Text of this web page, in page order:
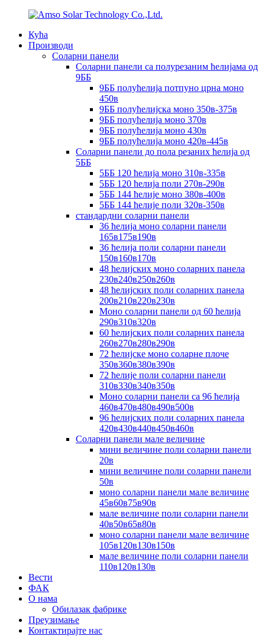
Кућа
Производи
Соларни панели
Соларни панели са полурезаним ћелијама од
9ББ
9ББ полућелија потпуно црна моно
450в
9ББ полућелијска моно 350в-375в
9ББ полућелија моно 370в
9ББ полућелија моно 430в
9ББ полућелија моно 420в-445в
Соларни панели до пола резаних ћелија од
5ББ
5ББ 120 ћелија моно 310в-335в
5ББ 120 ћелија поли 270в-290в
5ББ 144 ћелије моно 380в-400в
5ББ 144 ћелије поли 320в-350в
стандардни соларни панели
36 ћелија моно соларни панели
165в175в190в
36 ћелија поли соларни панели
150в160в170в
48 ћелијских моно соларних панела
230в240в250в260в
48 ћелијских поли соларних панела
200в210в220в230в
Моно соларни панели од 60 ћелија
290в310в320в
60 ћелијских поли соларних панела
260в270в280в290в
72 ћелијске моно соларне плоче
350в360в380в390в
72 ћелије поли соларни панели
310в330в340в350в
Моно соларни панели са 96 ћелија
460в470в480в490в500в
96 ћелијских поли соларних панела
420в430в440в450в460в
Соларни панели мале величине
мини величине поли соларни панели
20в
мини величине поли соларни панели
50в
моно соларни панели мале величине
45в60в75в90в
мале величине поли соларни панели
40в50в65в80в
моно соларни панели мале величине
105в120в130в150в
мале величине поли соларни панели
110в120в130в
Вести
ФАК
О нама
Обилазак фабрике
Преузимање
Контактирајте нас